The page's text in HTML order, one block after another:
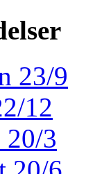
23/9
12
20/3